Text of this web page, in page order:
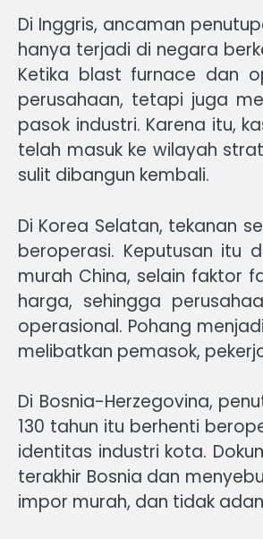
Di Inggris, ancaman
hanya terjadi di negara
Ketika blast furnace dan
perusahaan, tetapi juga
pasok industri. Karena itu,
telah masuk ke wilayah
sulit dibangun kembali.
Di Korea Selatan, tekanan
beroperasi. Keputusan itu
murah China, selain faktor
harga, sehingga
operasional. Pohang
melibatkan pemasok,
Di Bosnia-Herzegovina,
130 tahun itu berhenti
identitas industri kota.
terakhir Bosnia dan
impor murah, dan tidak